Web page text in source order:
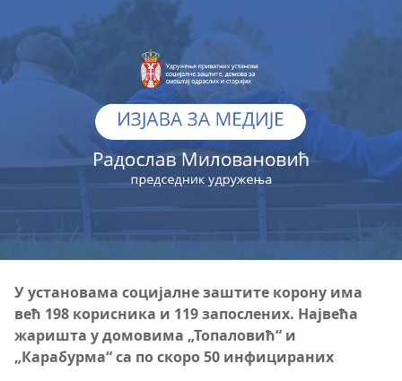
У установама социјалне заштите корону има
већ 198 корисника и 119 запослених. Највећа
жаришта у домовима „Топаловић“ и
„Карабурма“ са по скоро 50 инфицираних